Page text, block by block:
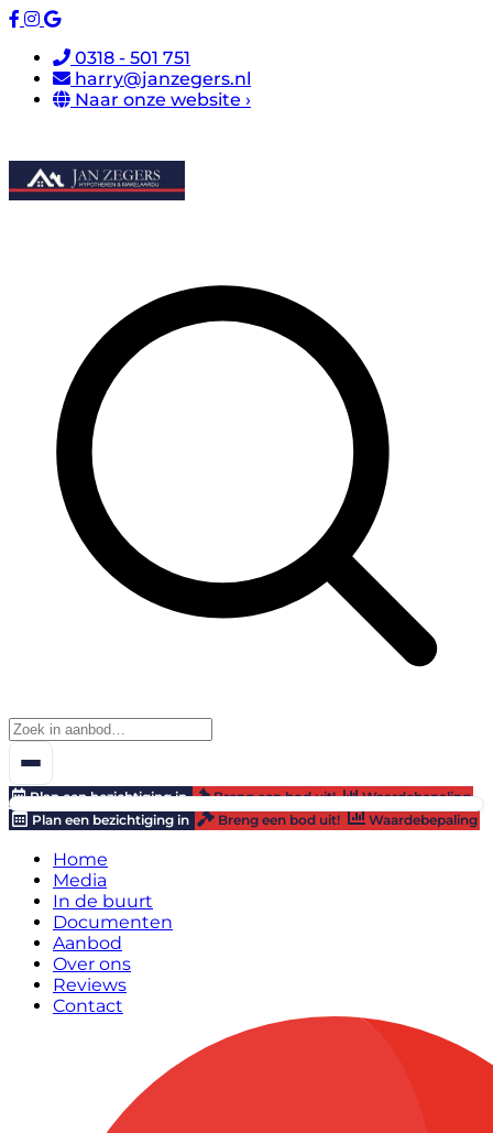
0318 - 501 751
harry@janzegers.nl
Naar onze website ›
Plan een bezichtiging in Breng een bod uit!
Waardebepaling
Plan een bezichtiging in
Breng een bod uit! Waardebepaling
Home
Media
In de buurt
Documenten
Aanbod
Over ons
Reviews
Contact